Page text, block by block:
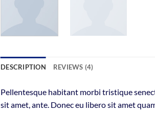
DESCRIPTION REVIEWS (4)
Pellentesque habitant morbi tristique
sit amet, ante. Donec eu libero sit amet